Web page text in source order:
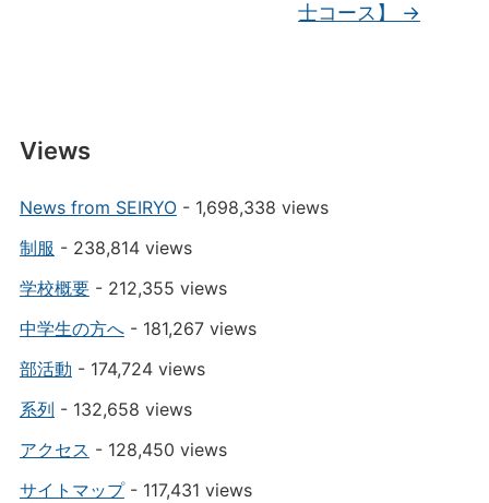
士コース】 →
Views
News from SEIRYO- 1,698,338 views
制服 - 238,814 views
学校概要- 212,355 views
中学生の方へ- 181,267 views
部活動 - 174,724 views
系列 - 132,658 views
アクセス - 128,450 views
サイトマップ- 117,431 views